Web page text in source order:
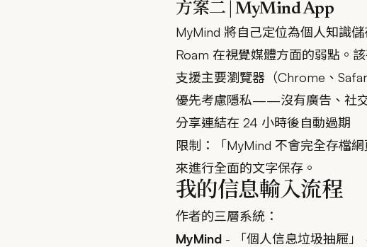
方案二 | MyMind App
MyMind 將自己定位為個人知識
Roam 在視覺媒體方面的弱點。該
支援主要瀏覽器（Chrome、
優先考慮隱私——沒有廣告、社
分享連結在 24 小時後自動過期
限制：「MyMind 不會完全存檔
來進行全面的文字保存。
我的信息輸入流程
作者的三層系統：
MyMind - 「個人信息垃圾抽屜